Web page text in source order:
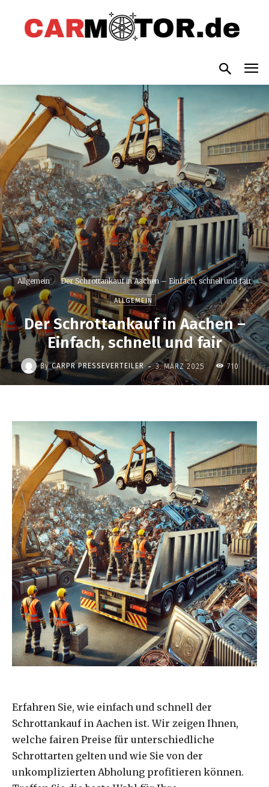
Allgemein Der Schrottankauf in Aachen – Einfach, schnell und fair
ALLGEMEIN
Der Schrottankauf in Aachen –
Einfach, schnell und fair
By CARPR PRESSEVERTEILER - 3. MÄRZ 2025 710
Erfahren Sie, wie einfach und schnell der
Schrottankauf in Aachen ist. Wir zeigen Ihnen,
welche fairen Preise für unterschiedliche
Schrottarten gelten und wie Sie von der
unkomplizierten Abholung profitieren können.